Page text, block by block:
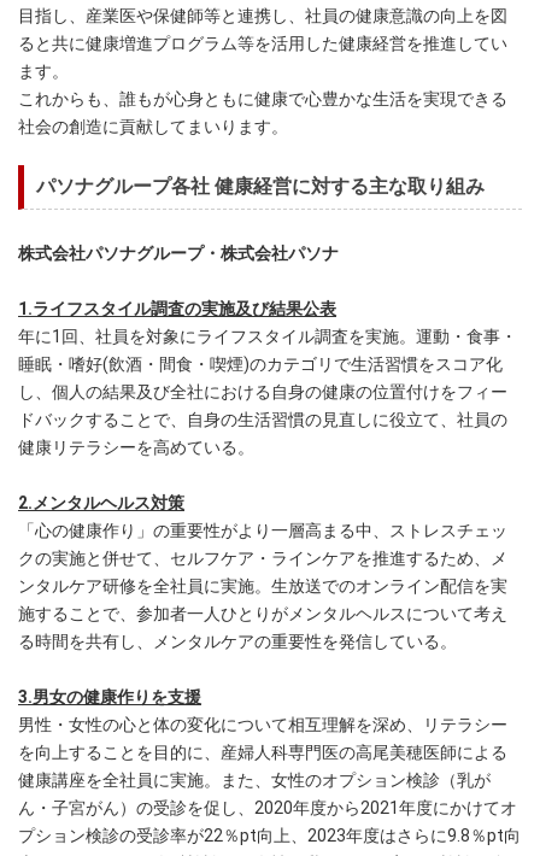
目指し、産業医や保健師等と連携し、社員の健康意識の向上を図
ると共に健康増進プログラム等を活用した健康経営を推進してい
ます。
これからも、誰もが心身ともに健康で心豊かな生活を実現できる
社会の創造に貢献してまいります。
パソナグループ各社 健康経営に対する主な取り組み
株式会社パソナグループ・株式会社パソナ
1.ライフスタイル調査の実施及び結果公表
年に1回、社員を対象にライフスタイル調査を実施。運動・食事・
睡眠・嗜好(飲酒・間食・喫煙)のカテゴリで生活習慣をスコア化
し、個人の結果及び全社における自身の健康の位置付けをフィー
ドバックすることで、自身の生活習慣の見直しに役立て、社員の
健康リテラシーを高めている。
2.メンタルヘルス対策
「心の健康作り」の重要性がより一層高まる中、ストレスチェッ
クの実施と併せて、セルフケア・ラインケアを推進するため、メ
ンタルケア研修を全社員に実施。生放送でのオンライン配信を実
施することで、参加者一人ひとりがメンタルヘルスについて考え
る時間を共有し、メンタルケアの重要性を発信している。
3.男女の健康作りを支援
男性・女性の心と体の変化について相互理解を深め、リテラシー
を向上することを目的に、産婦人科専門医の高尾美穂医師による
健康講座を全社員に実施。また、女性のオプション検診（乳が
ん・子宮がん）の受診を促し、2020年度から2021年度にかけてオ
プション検診の受診率が22％pt向上、2023年度はさらに9.8％pt向